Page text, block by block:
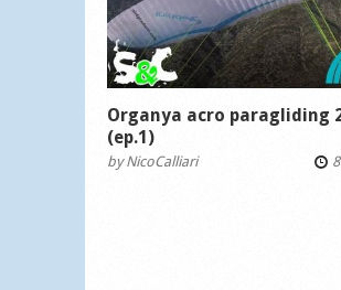
Organya acro paragliding
(ep.1)
byNicoCalliari